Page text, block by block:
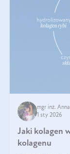
mgr inż.
1 sty 2026
Jaki kolagen
kolagenu